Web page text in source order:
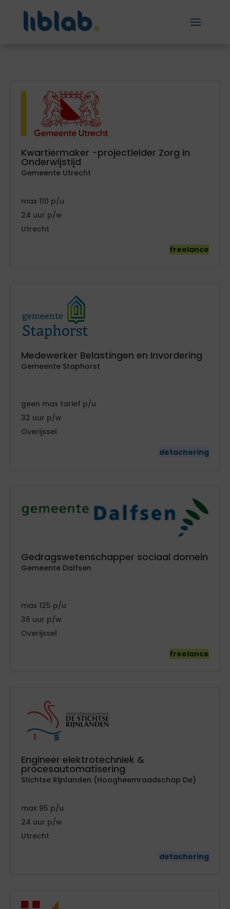
Kwartiermaker -projectleider Zorg in
Onderwijstijd
Gemeente Utrecht
110
24
Utrecht
freelance
Medewerker Belastingen en Invordering
Gemeente Staphorst
geen
tarief
32
Overijssel
detachering
Gedragswetenschapper sociaal domein
Gemeente Dalfsen
125
36
Overijssel
freelance
Engineer elektrotechniek &
procesautomatisering
Stichtse Rijnlanden (Hoogheemraadschap De)
95
24
Utrecht
detachering